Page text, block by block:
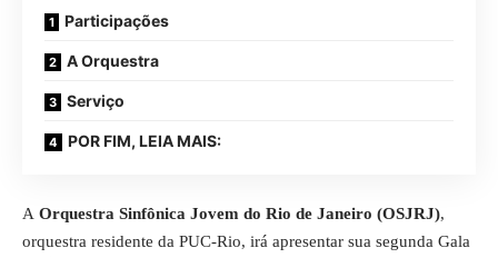
Participações
A Orquestra
Serviço
POR FIM, LEIA MAIS:
A Orquestra Sinfônica Jovem do Rio de Janeiro (OSJRJ),
orquestra residente da PUC-Rio, irá apresentar sua segunda Gala